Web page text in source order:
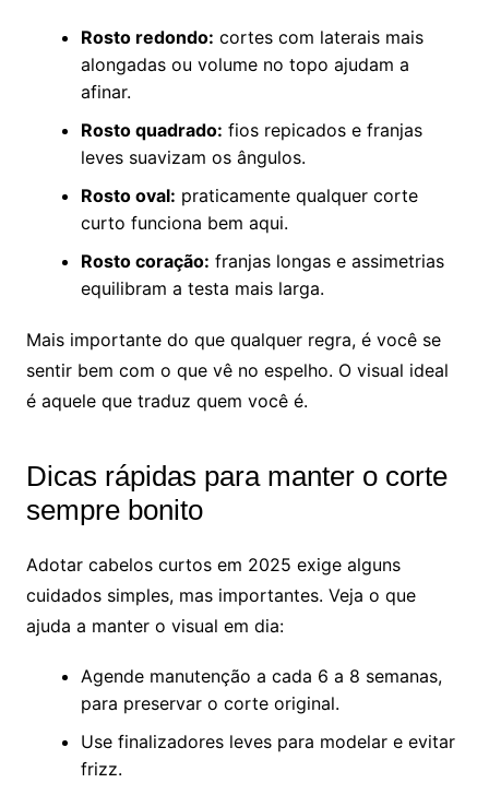
Rosto redondo: cortes com laterais mais
alongadas ou volume no topo ajudam a
afinar.
Rosto quadrado: fios repicados e franjas
leves suavizam os ângulos.
Rosto oval: praticamente qualquer corte
curto funciona bem aqui.
Rosto coração: franjas longas e assimetrias
equilibram a testa mais larga.
Mais importante do que qualquer regra, é você se
sentir bem com o que vê no espelho. O visual ideal
é aquele que traduz quem você é.
Dicas rápidas para manter o corte
sempre bonito
Adotar cabelos curtos em 2025 exige alguns
cuidados simples, mas importantes. Veja o que
ajuda a manter o visual em dia:
Agende manutenção a cada 6 a 8 semanas,
para preservar o corte original.
Use finalizadores leves para modelar e evitar
frizz.